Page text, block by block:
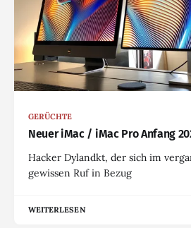
GERÜCHTE
Neuer iMac / iMac Pro Anfang
Hacker Dylandkt, der sich im
gewissen Ruf in Bezug
WEITERLESEN